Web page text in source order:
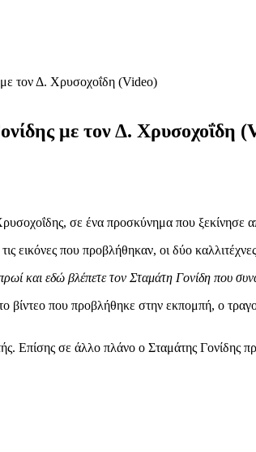
τον Δ. Χρυσοχοΐδη (Video)
με τον Δ. Χρυσοχοΐδη
σε ένα προσκύνημα που ξεκίνησε
που προβλήθηκαν, οι δύο
και εδώ βλέπετε τον Σταμάτη Γονίδη που
βίντεο που προβλήθηκε στην εκπομπή, ο
Επίσης σε άλλο πλάνο ο Σταμάτης Γονίδης